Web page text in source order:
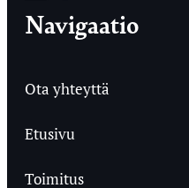
Navigaatio
Ota yhteyttä
Etusivu
Toimitus